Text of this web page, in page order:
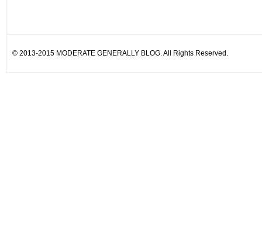
© 2013-2015 MODERATE GENERALLY BLOG. All Rights Reserved.